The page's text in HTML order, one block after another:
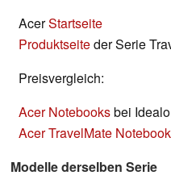
AcerStartseite
Produktseiteder Serie
Preisvergleich:
Acer Notebooksbei
Acer TravelMate
Modelle derselben Serie